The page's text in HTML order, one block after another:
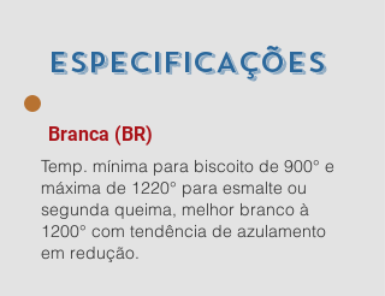
ESPECIFICAÇÕES
Branca (BR)
Temp. mínima para biscoito de 900° e
máxima de 1220° para esmalte ou
segunda queima, melhor branco à
1200° com tendência de azulamento
em redução.